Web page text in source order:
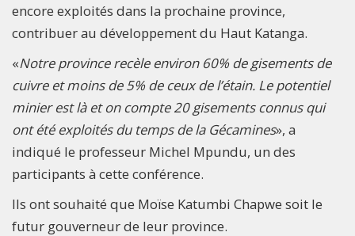
encore exploités dans la prochaine province,
contribuer au développement du Haut Katanga.
«Notre province recèle environ 60% de gisements de
cuivre et moins de 5% de ceux de l’étain. Le potentiel
minier est là et on compte 20 gisements connus qui
ont été exploités du temps de la Gécamines», a
indiqué le professeur Michel Mpundu, un des
participants à cette conférence.
Ils ont souhaité que Moïse Katumbi Chapwe soit le
futur gouverneur de leur province.